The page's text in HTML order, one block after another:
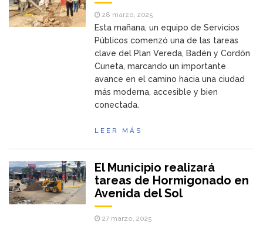
28 marzo, 2025
Esta mañana, un equipo de Servicios
Públicos comenzó una de las tareas
clave del Plan Vereda, Badén y Cordón
Cuneta, marcando un importante
avance en el camino hacia una ciudad
más moderna, accesible y bien
conectada.
LEER MÁS
El Municipio realizará
tareas de Hormigonado en
Avenida del Sol
27 marzo, 2025